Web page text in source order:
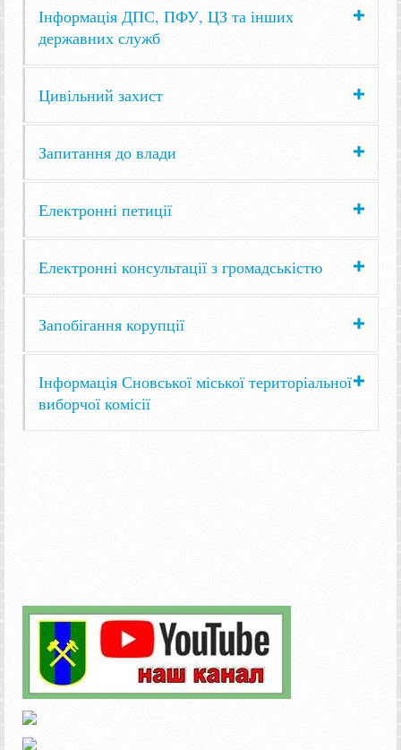
Інформація ДПС, ПФУ, ЦЗ та інших
державних служб
Цивільний захист
Запитання до влади
Електронні петиції
Електронні консультації з громадськістю
Запобігання корупції
Інформація Сновської міської територіальної
виборчої комісії